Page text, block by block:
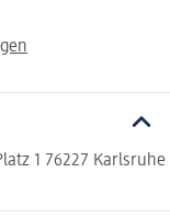
1 76227 Karlsruhe